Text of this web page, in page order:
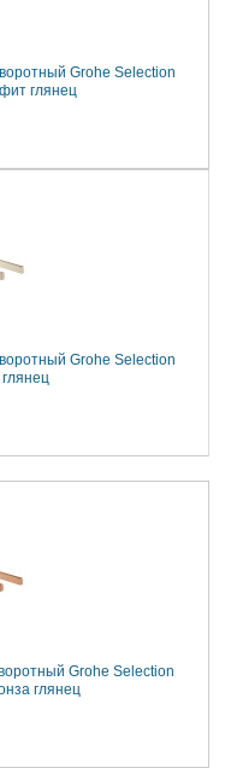
Grohe Selection
глянец
Grohe Selection
Grohe Selection
глянец